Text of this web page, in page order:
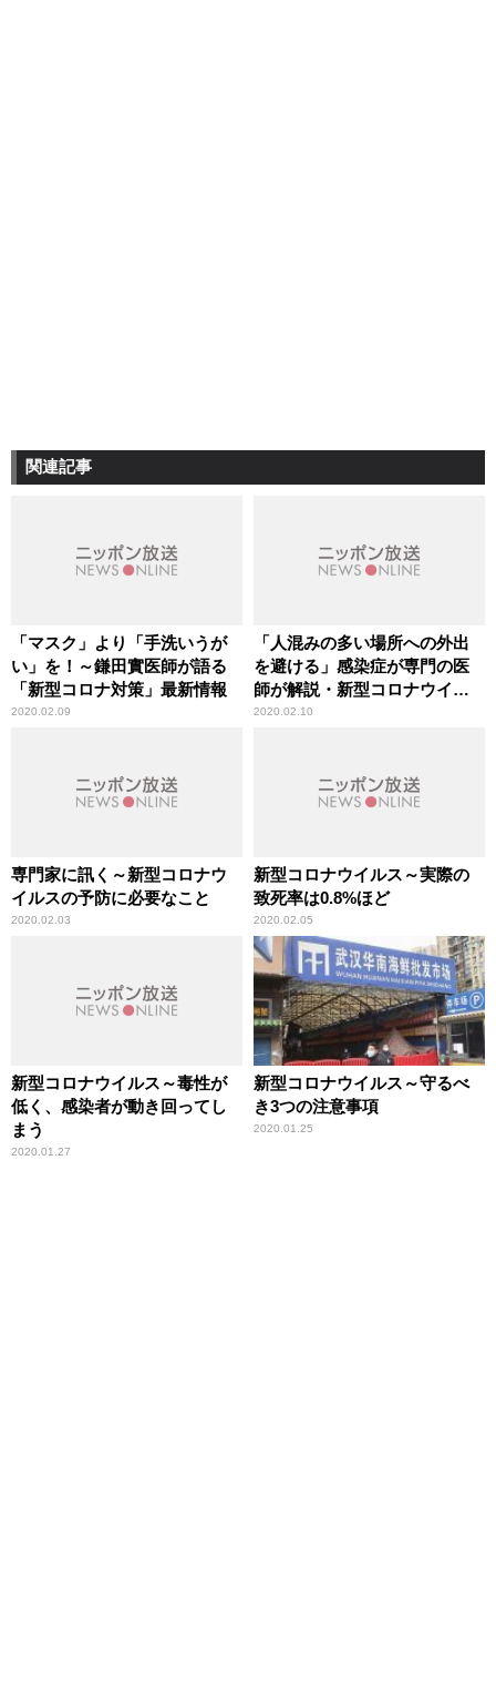
関連記事
「マスク」より「手洗いうが
い」を！～鎌田實医師が語る
「新型コロナ対策」最新情報
2020.02.09
「人混みの多い場所への外出
を避ける」感染症が専門の医
師が解説・新型コロナウイル
ス予防策
2020.02.10
専門家に訊く～新型コロナウ
イルスの予防に必要なこと
2020.02.03
新型コロナウイルス～実際の
致死率は0.8%ほど
2020.02.05
新型コロナウイルス～毒性が
低く、感染者が動き回ってし
まう
2020.01.27
新型コロナウイルス～守るべ
き3つの注意事項
2020.01.25